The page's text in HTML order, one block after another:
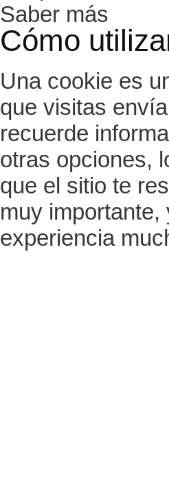
Saber más
Cómo
Una cookie es
que visitas
recuerde
otras opciones,
que el sitio te
muy
experiencia